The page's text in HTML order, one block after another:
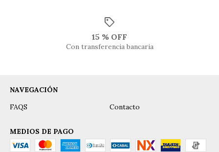
15 % OFF
Con transferencia bancaria
NAVEGACIÓN
FAQS
Contacto
MEDIOS DE PAGO